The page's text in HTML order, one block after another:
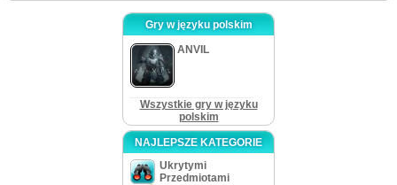
Gry w języku polskim
ANVIL
Wszystkie gry w języku
polskim
NAJLEPSZE KATEGORIE
Ukrytymi
Przedmiotami